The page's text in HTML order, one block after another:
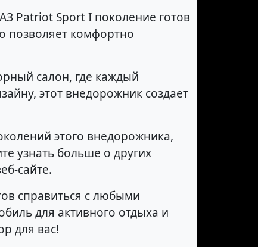
Patriot Sport I поколение готов
позволяет комфортно
салон, где каждый
этот внедорожник создает
этого внедорожника,
узнать больше о других
сайте.
справиться с любыми
для активного отдыха и
для вас!